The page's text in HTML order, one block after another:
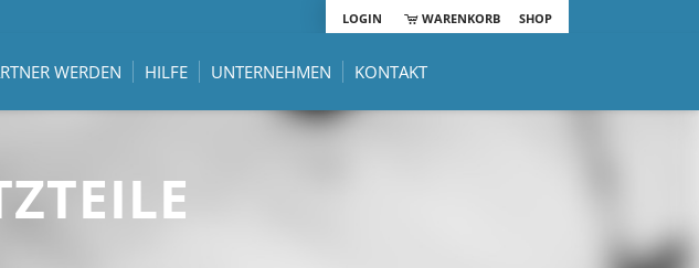
LOGIN WARENKORB SHOP
WERDEN HILFE UNTERNEHMEN KONTAKT